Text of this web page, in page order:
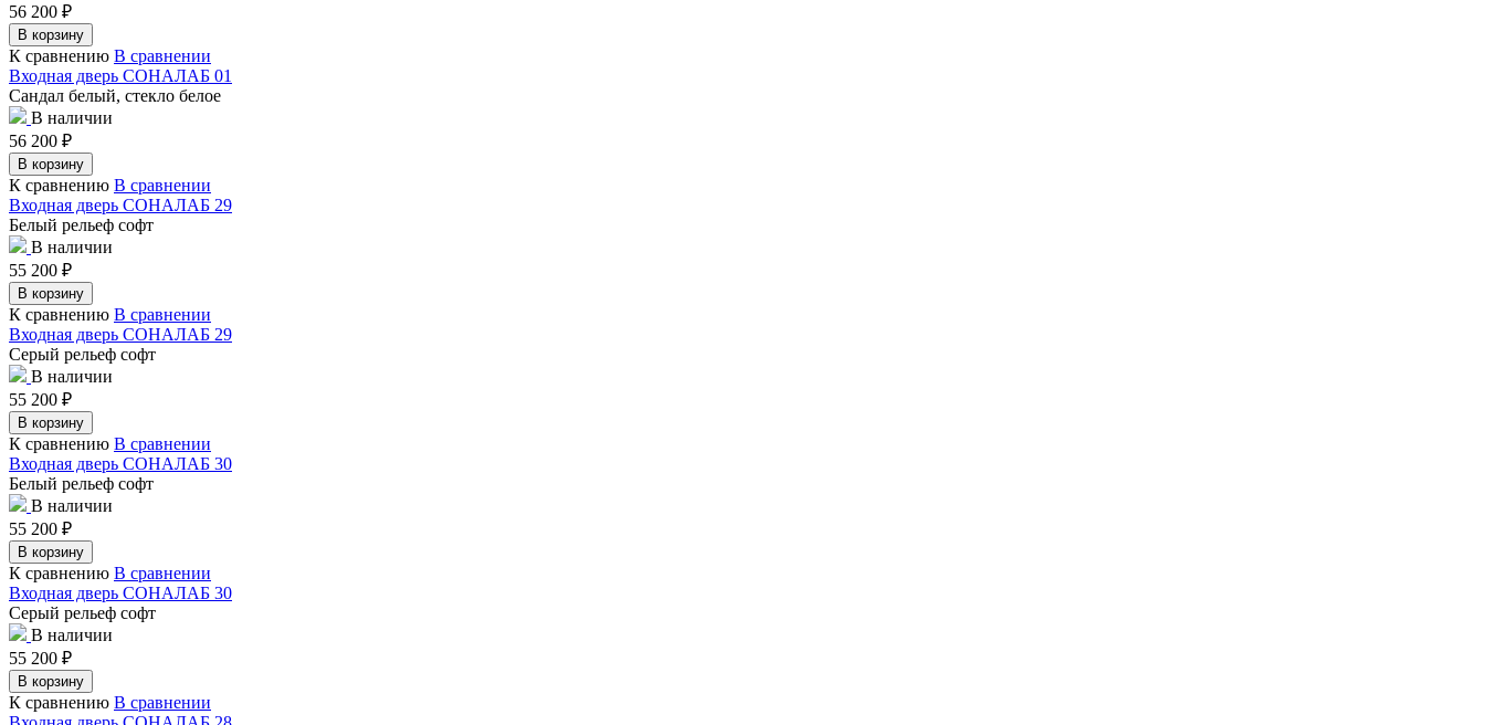
56 200 ₽
В корзину
К сравнению В сравнении
Входная дверь СОНАЛАБ 01
Сандал белый, стекло белое
В наличии
56 200 ₽
В корзину
К сравнению В сравнении
Входная дверь СОНАЛАБ 29
Белый рельеф софт
В наличии
55 200 ₽
В корзину
К сравнению В сравнении
Входная дверь СОНАЛАБ 29
Серый рельеф софт
В наличии
55 200 ₽
В корзину
К сравнению В сравнении
Входная дверь СОНАЛАБ 30
Белый рельеф софт
В наличии
55 200 ₽
В корзину
К сравнению В сравнении
Входная дверь СОНАЛАБ 30
Серый рельеф софт
В наличии
55 200 ₽
В корзину
К сравнению В сравнении